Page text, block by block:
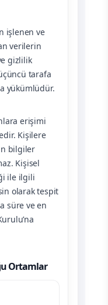
işlenen ve
verilerin
gizlilik
tarafa
yükümlüdür.
erişimi
Kişilere
bilgiler
Kişisel
ile ilgili
olarak tespit
süre ve en
Ortamlar